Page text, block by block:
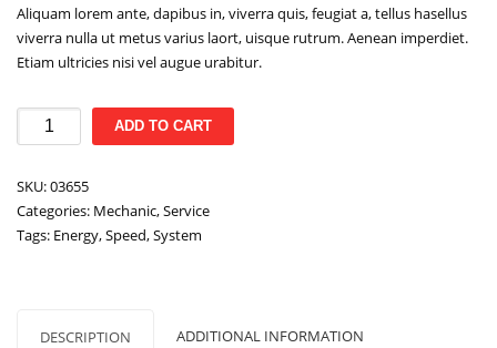
Aliquam lorem ante, dapibus in, viverra quis, feugiat a, tellus hasellus
viverra nulla ut metus varius laort, uisque rutrum. Aenean imperdiet.
Etiam ultricies nisi vel augue urabitur.
Coupling
quantity
ADD TO CART
SKU:03655
Categories: Mechanic,Service
Tags: Energy,Speed,System
DESCRIPTION ADDITIONAL INFORMATION